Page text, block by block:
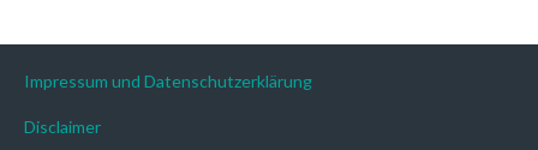
Impressum und Datenschutzerklärung
Disclaimer